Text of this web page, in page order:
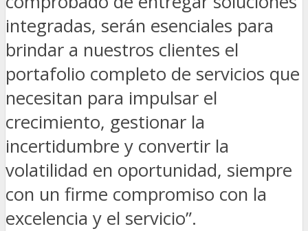
integradas, serán esenciales para
brindar a nuestros clientes el
portafolio completo de servicios que
necesitan para impulsar el
crecimiento, gestionar la
incertidumbre y convertir la
volatilidad en oportunidad, siempre
con un firme compromiso con la
excelencia y el servicio”.